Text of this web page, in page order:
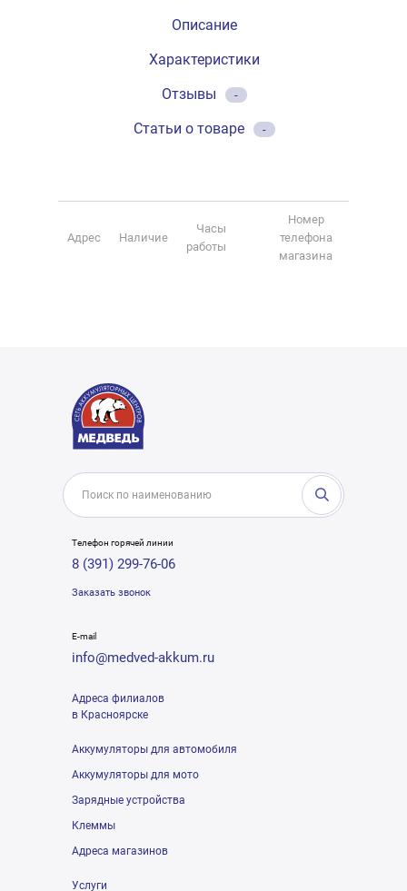
Описание
Характеристики
Отзывы
-
Статьи о товаре -
Адрес Наличие
Часы
работы
Номер
телефона
магазина
Телефон горячей линии
8 (391) 299-76-06
Заказать звонок
E-mail
info@medved-akkum.ru
Адреса филиалов
в Красноярске
Аккумуляторы для автомобиля
Аккумуляторы для мото
Зарядные устройства
Клеммы
Адреса магазинов
Услуги